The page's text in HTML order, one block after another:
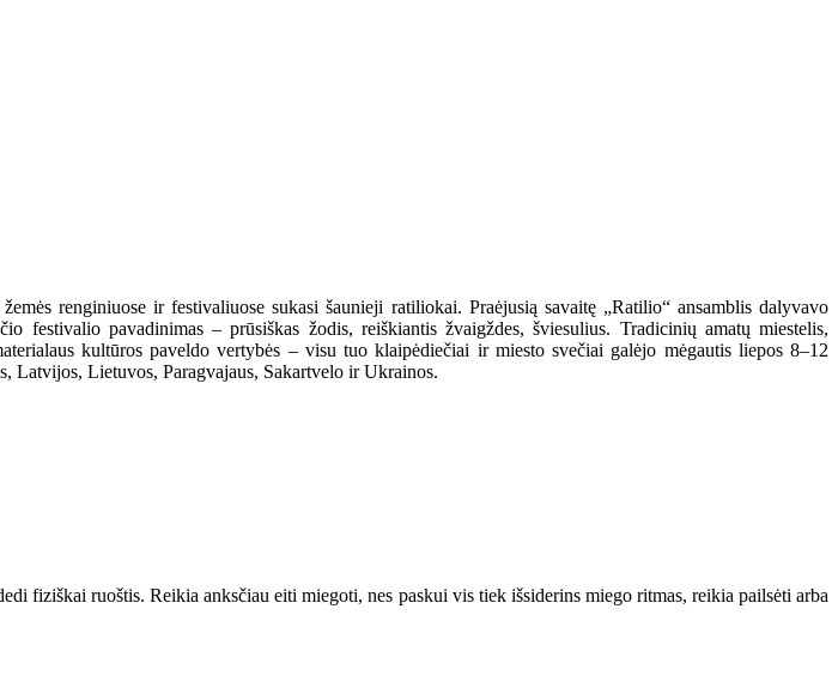
renginiuose ir festivaliuose sukasi šaunieji ratiliokai. Praėjusią savaitę „Ratilio“ ansamblis dalyvavo
festivalio pavadinimas – prūsiškas žodis, reiškiantis žvaigždes, šviesulius. Tradicinių amatų miestelis,
kultūros paveldo vertybės – visu tuo klaipėdiečiai ir miesto svečiai galėjo mėgautis liepos 8–12
Latvijos, Lietuvos, Paragvajaus, Sakartvelo ir Ukrainos.
fiziškai ruoštis. Reikia anksčiau eiti miegoti, nes paskui vis tiek išsiderins miego ritmas, reikia pailsėti arba